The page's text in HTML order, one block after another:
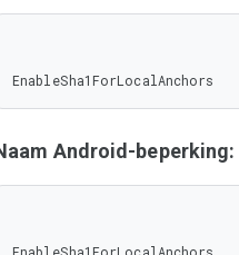
EnableSha1ForLocalAnchors
Android-beperking: